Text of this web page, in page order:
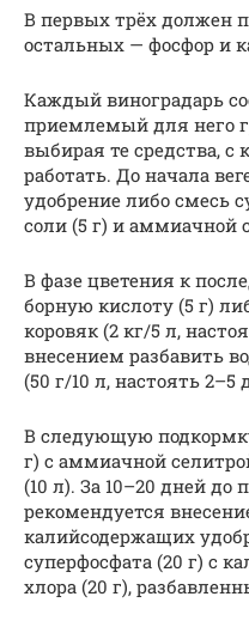
В первых трёх должен
остальных — фосфор и
Каждый виноградарь
приемлемый для него
выбирая те средства,
работать. До начала
удобрение либо смесь
соли (5 г) и аммиачной
В фазе цветения к
борную кислоту (5 г)
коровяк (2 кг/5 л,
внесением разбавить
(50 г/10 л, настоять 2–5
В следующую
г) с аммиачной
(10 л). За 10–20 дней до
рекомендуется
калийсодержащих
суперфосфата (20 г) с
хлора (20 г),